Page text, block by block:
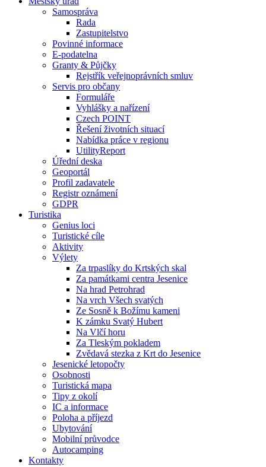
Samospráva
Rada
Zastupitelstvo
Povinné informace
E-podatelna
Granty & Půjčky
Rejstřík veřejnoprávních smluv
Servis pro občany
Formuláře
Vyhlášky a nařízení
Czech POINT
Řešení životních situací
Nabídka práce v regionu
UtilityReport
Úřední deska
Geoportál
Profil zadavatele
Registr oznámení
GDPR
Turistika
Genius loci
Turistické cíle
Aktivity
Výlety
Za trpaslíky do Krtských skal
Za památkami centra Jesenice
Na hrad Petrohrad
Na vrch Všech svatých
Ze Sosně k Božímu kameni
K zámku Svatý Hubert
Na Vlčí horu
Za Tleským pokladem
Zvědavá stezka z Krt do Jesenice
Jesenické letopočty
Osobnosti
Turistická mapa
Tipy z okolí
IC a informace
Poloha a příjezd
Ubytování
Mobilní průvodce
Autocamping
Kontakty